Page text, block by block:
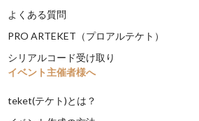
よくある質問
PRO ARTEKET（プロアルテケト）
シリアルコード受け取り
イベント主催者様へ
teket(テケト)とは？